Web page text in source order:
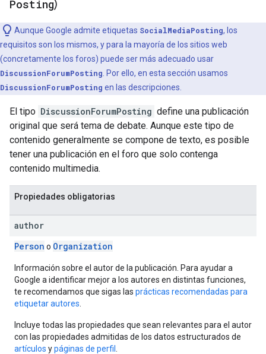
Posting)
Aunque Google admite etiquetas SocialMediaPosting, los
requisitos son los mismos, y para la mayoría de los sitios web
(concretamente los foros) puede ser más adecuado usar
DiscussionForumPosting . Por ello, en esta sección usamos
DiscussionForumPosting en las descripciones.
El tipo DiscussionForumPosting define una publicación
original que será tema de debate. Aunque este tipo de
contenido generalmente se compone de texto, es posible
tener una publicación en el foro que solo contenga
contenido multimedia.
Propiedades obligatorias
author
Person o Organization
Información sobre el autor de la publicación. Para ayudar a
Google a identificar mejor a los autores en distintas funciones,
te recomendamos que sigas las prácticas recomendadas para
etiquetar autores
Incluye todas las propiedades que sean relevantes para el autor
con las propiedades admitidas de los datos estructurados de
artículos ypáginas de perfil